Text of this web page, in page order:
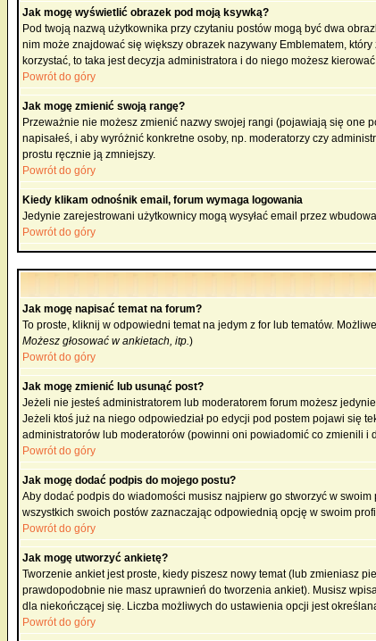
Jak mogę wyświetlić obrazek pod moją ksywką?
Pod twoją nazwą użytkownika przy czytaniu postów mogą być dwa
nim może znajdować się większy obrazek nazywany Emblematem,
korzystać, to taka jest decyzja administratora i do niego możesz
Powrót do góry
Jak mogę zmienić swoją rangę?
Przeważnie nie możesz zmienić nazwy swojej rangi (pojawiają się one
napisałeś, i aby wyróżnić konkretne osoby, np. moderatorzy czy
prostu ręcznie ją zmniejszy.
Powrót do góry
Kiedy klikam odnośnik email, forum wymaga logowania
Jedynie zarejestrowani użytkownicy mogą wysyłać email przez
Powrót do góry
Jak mogę napisać temat na forum?
To proste, kliknij w odpowiedni temat na jedym z for lub tematów.
Możesz głosować w ankietach, itp.)
Powrót do góry
Jak mogę zmienić lub usunąć post?
Jeżeli nie jesteś administratorem lub moderatorem forum możesz
Jeżeli ktoś już na niego odpowiedział po edycji pod postem pojawi się
administratorów lub moderatorów (powinni oni powiadomić co zmienili i
Powrót do góry
Jak mogę dodać podpis do mojego postu?
Aby dodać podpis do wiadomości musisz najpierw go stworzyć w
wszystkich swoich postów zaznaczając odpowiednią opcję w swoim
Powrót do góry
Jak mogę utworzyć ankietę?
Tworzenie ankiet jest proste, kiedy piszesz nowy temat (lub zmieniasz
prawdopodobnie nie masz uprawnień do tworzenia ankiet). Musisz
dla niekończącej się. Liczba możliwych do ustawienia opcji jest
Powrót do góry